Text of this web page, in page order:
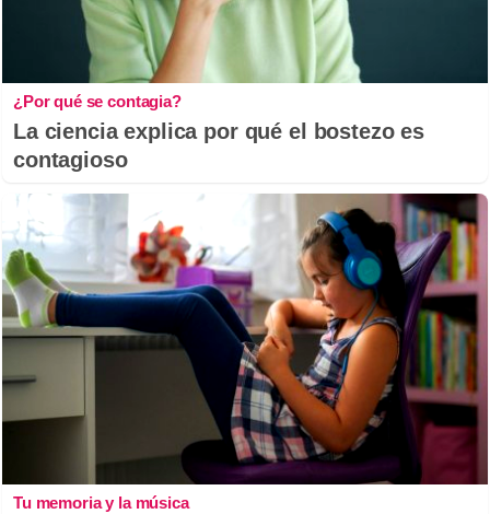
¿Por qué se contagia?
La ciencia explica por qué el bostezo es
contagioso
Tu memoria y la música